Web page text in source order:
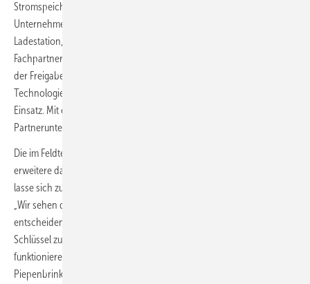
Stromspeicher um eine Lösung für bidirektionales Laden. Wie das
Unternehmen aus Osnabrück mitteilte, geht es um eine DC-
Ladestation, die zunächst in einer kleinen Serie über geschulte
Fachpartner vertrieben wird. Den Marktstart begleite Volkswagen mit
der Freigabe bestimmter ID-Modelle für bidirektionales DC-Laden. Die
Technologie sei ferner in einem Pilotprojekt in Schweden bereits im
Einsatz. Mit ersten Installationen in Deutschland rechnen die
Partnerunternehmen Anfang 2024.
Die im Feldtest erprobte bidirektionale Ladelösung Edison V2H
erweitere das intelligente Solarstrom-Speichersystem von E3/DC. Sie
lasse sich zudem nur gemeinsam mit dem Hauskraftwerk betreiben.
„Wir sehen das gleichstrombasierte bidirektionale Laden als
entscheidende Erweiterung des Hauskraftwerk-Konzepts und als den
Schlüssel zu einer rund um den Tag und rund ums Jahr
funktionierenden dezentralen Energiewende“, betont Andreas
Piepenbrink, CEO der Hager Energy GmbH und Gründer der Marke